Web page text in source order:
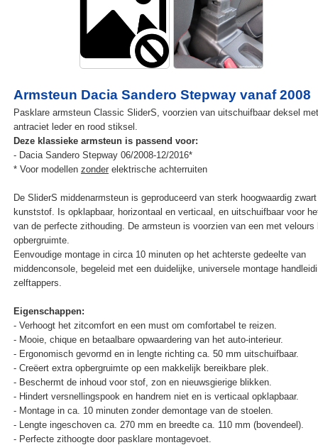
Armsteun Dacia Sandero Stepway vanaf 2008
Pasklare armsteun Classic SliderS, voorzien van uitschuifbaar deksel
antraciet leder en rood stiksel.
Deze klassieke armsteun is passend voor:
- Dacia Sandero Stepway 06/2008-12/2016*
* Voor modellen zonderelektrische achterruiten
De SliderS middenarmsteun is geproduceerd van sterk hoogwaardig
kunststof. Is opklapbaar, horizontaal en verticaal, en uitschuifbaar voor
van de perfecte zithouding. De armsteun is voorzien van een met velours
opbergruimte.
Eenvoudige montage in circa 10 minuten op het achterste gedeelte van
middenconsole, begeleid met een duidelijke, universele montage
zelftappers.
Eigenschappen:
- Verhoogt het zitcomfort en een must om comfortabel te reizen.
- Mooie, chique en betaalbare opwaardering van het auto-interieur.
- Ergonomisch gevormd en in lengte richting ca. 50 mm uitschuifbaar.
- Creëert extra opbergruimte op een makkelijk bereikbare plek.
- Beschermt de inhoud voor stof, zon en nieuwsgierige blikken.
- Hindert versnellingspook en handrem niet en is verticaal opklapbaar.
- Montage in ca. 10 minuten zonder demontage van de stoelen.
- Lengte ingeschoven ca. 270 mm en breedte ca. 110 mm (bovendeel).
- Perfecte zithoogte door pasklare montagevoet.